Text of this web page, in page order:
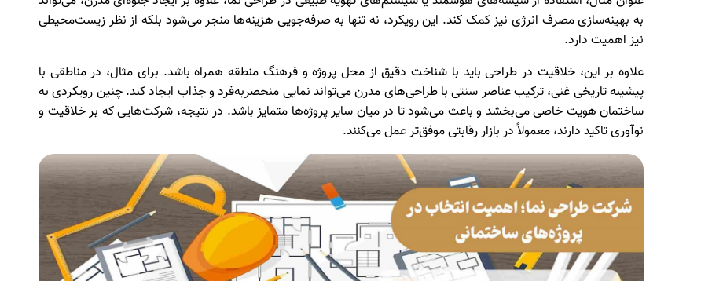
به بهینه‌سازی مصرف انرژی نیز کمک کند. این رویکرد، نه تنها به صرفه‌جویی هزینه‌ها منجر می‌شود بلکه از نظر زیست‌محیطی
نیز اهمیت دارد.
علاوه بر این، خلاقیت در طراحی باید با شناخت دقیق از محل پروژه و فرهنگ منطقه همراه باشد. برای مثال، در مناطقی با
پیشینه تاریخی غنی، ترکیب عناصر سنتی با طراحی‌های مدرن می‌تواند نمایی منحصربه‌فرد و جذاب ایجاد کند. چنین رویکردی به
ساختمان هویت خاصی می‌بخشد و باعث می‌شود تا در میان سایر پروژه‌ها متمایز باشد. در نتیجه، شرکت‌هایی که بر خلاقیت و
نوآوری تاکید دارند، معمولاً در بازار رقابتی موفق‌تر عمل می‌کنند.